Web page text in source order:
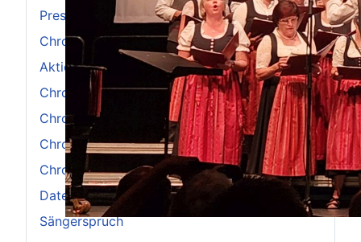
Pressemitteilungen
Chronik 2021-2030
Aktionstage Chor
Chronik 1961-1970
Chronik 2001-2010
Chronik 1991-2000
Chronik 2011-2020
Datenschutzerklärung
Sängerspruch